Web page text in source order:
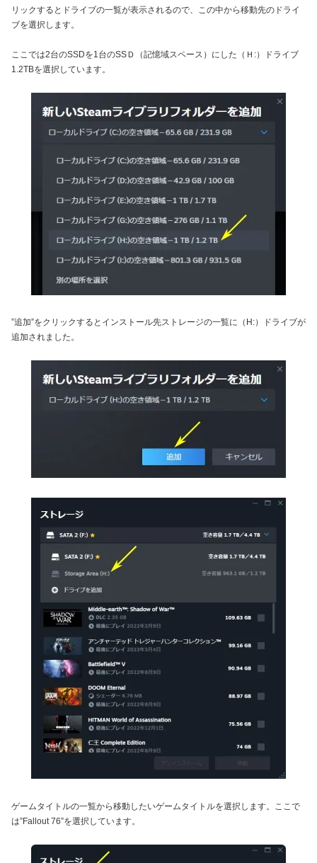
リックするとドライブの一覧が表示されるので、この中から移動先のドライ
ブを選択します。
ここでは2台のSSDを1台のSSＤ（記憶域スペース）にした（Ｈ:）ドライブ
1.2TBを選択しています。
”追加”をクリックするとインストール先ストレージの一覧に（H:）ドライブが
追加されました。
ゲームタイトルの一覧から移動したいゲームタイトルを選択します。ここで
は”Fallout 76”を選択しています。